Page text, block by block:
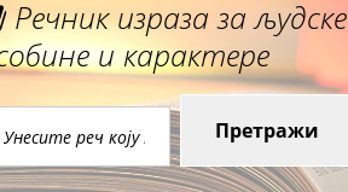
Речник израза за људске
и карактере
Претражи